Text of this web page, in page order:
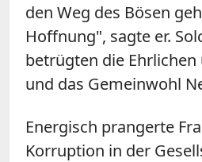
den Weg des Bösen
Hoffnung", sagte er.
betrügten die Ehrlichen
und das Gemeinwohl
Energisch prangerte
Korruption in der